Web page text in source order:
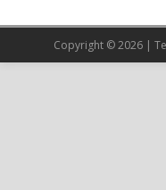
Copyright © 2026 |